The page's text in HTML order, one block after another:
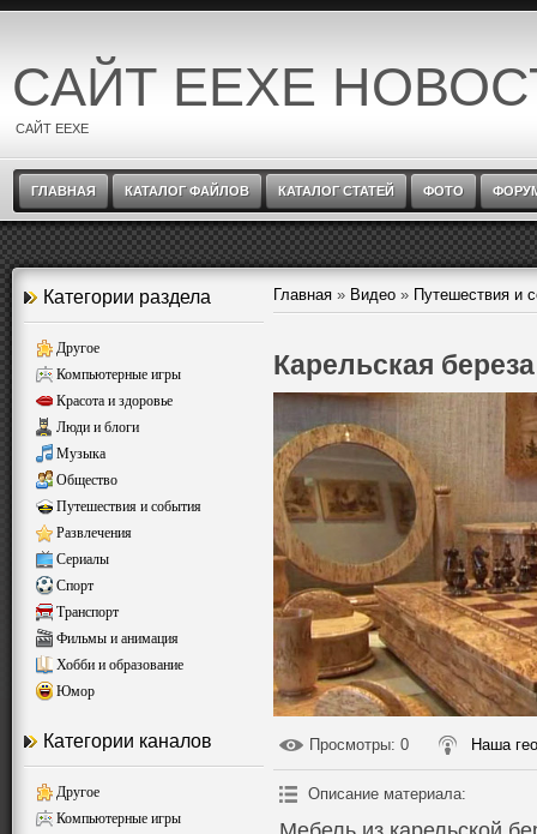
САЙТ EEXE
САЙТ EEXE
ГЛАВНАЯ КАТАЛОГ ФАЙЛОВ КАТАЛОГ СТАТЕЙ ФОТО
Категории раздела
Другое
Компьютерные игры
Красота и здоровье
Люди и блоги
Музыка
Общество
Путешествия и события
Развлечения
Сериалы
Спорт
Транспорт
Фильмы и анимация
Хобби и образование
Юмор
Категории каналов
Другое
Компьютерные игры
Главная » Видео » Путешествия и
Карельская береза
Просмотры: 0 Наша
Описание материала: